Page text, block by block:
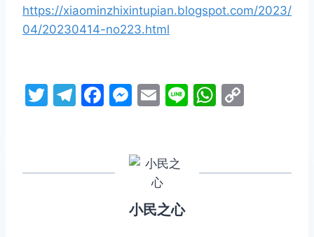
https://xiaominzhixintupian.blogspot.com/2023/
04/20230414-no223.html
T
T
F
M
s
n
E
l
Li W
小民之心